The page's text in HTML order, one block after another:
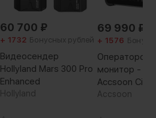
60 700 ₽
+ 1732 Бонусных рублей
Видеосендер
Hollyland Mars 300 Pro
Enhanced
Hollyland
69 990 ₽
+ 1576
монитор -
Accsoon
Pro
Accsoon